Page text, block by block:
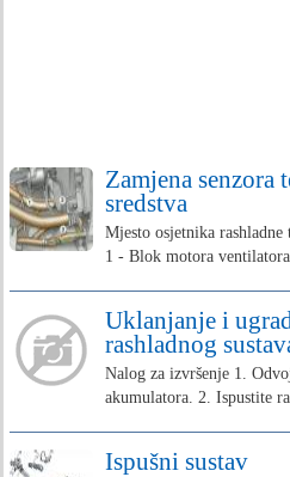
Zamjena senzora
sredstva
Mjesto osjetnika
1 - Blok motora
Uklanjanje i
rashladnog
Nalog za izvršenje 1.
akumulatora. 2. Ispustite
Ispušni sustav